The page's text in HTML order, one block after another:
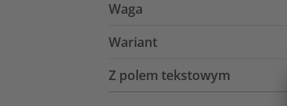
Waga
Wariant
Z polem tekstowym